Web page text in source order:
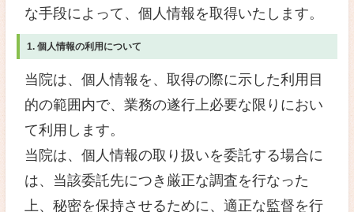
る）は、個人情報の保護に関す
するとともに、ここに規定する
リシーを遵守いたします。
個人情報の取得について当院は
な手段によって、個人情報を取